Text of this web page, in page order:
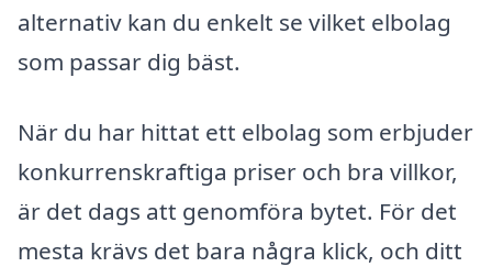
alternativ kan du enkelt se vilket elbolag
som passar dig bäst.
När du har hittat ett elbolag som erbjuder
konkurrenskraftiga priser och bra villkor,
är det dags att genomföra bytet. För det
mesta krävs det bara några klick, och ditt